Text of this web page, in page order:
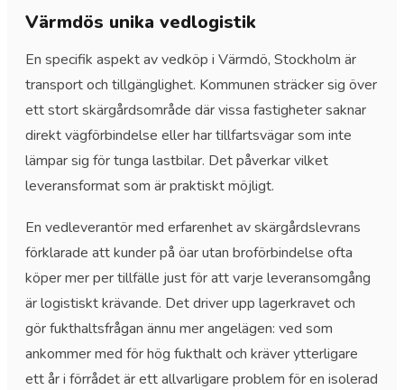
Värmdös unika vedlogistik
En specifik aspekt av vedköp i Värmdö, Stockholm är
transport och tillgänglighet. Kommunen sträcker sig över
ett stort skärgårdsområde där vissa fastigheter saknar
direkt vägförbindelse eller har tillfartsvägar som inte
lämpar sig för tunga lastbilar. Det påverkar vilket
leveransformat som är praktiskt möjligt.
En vedleverantör med erfarenhet av skärgårdslevrans
förklarade att kunder på öar utan broförbindelse ofta
köper mer per tillfälle just för att varje leveransomgång
är logistiskt krävande. Det driver upp lagerkravet och
gör fukthaltsfrågan ännu mer angelägen: ved som
ankommer med för hög fukthalt och kräver ytterligare
ett år i förrådet är ett allvarligare problem för en isolerad